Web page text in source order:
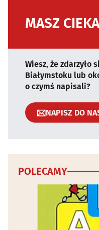
MASZ
Wiesz, że zdarzyło
Białymstoku lub
o czymś napisali?
NAPISZ DO
POLECAMY